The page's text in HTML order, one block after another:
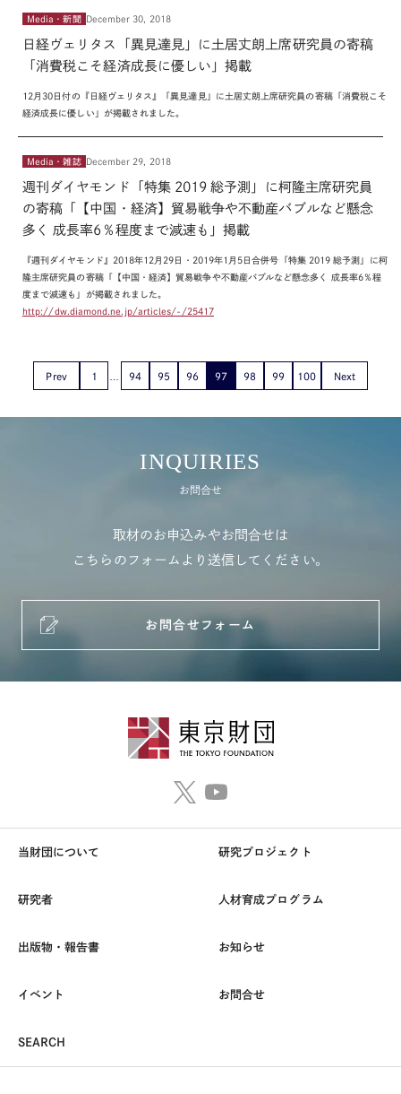
Media・新聞 December 30, 2018
日経ヴェリタス「異見達見」に土居丈朗上席研究員の寄稿
「消費税こそ経済成長に優しい」掲載
12月30日付の『日経ヴェリタス』「異見達見」に土居丈朗上席研究員の寄稿「消費税こそ
経済成長に優しい」が掲載されました。
Media・雑誌 December 29, 2018
週刊ダイヤモンド「特集 2019 総予測」に柯隆主席研究員
の寄稿「【中国・経済】貿易戦争や不動産バブルなど懸念
多く 成長率6％程度まで減速も」掲載
『週刊ダイヤモンド』2018年12月29日・2019年1月5日合併号「特集 2019 総予測」に柯
隆主席研究員の寄稿「【中国・経済】貿易戦争や不動産バブルなど懸念多く 成長率6％程
度まで減速も」が掲載されました。
http://dw.diamond.ne.jp/articles/-/25417
Prev 1 94 95 96 97 98 99 100 Next
INQUIRIES
お問合せ
取材のお申込みやお問合せは
こちらのフォームより送信してください。
お問合せフォーム
当財団について 研究プロジェクト
研究者 人材育成プログラム
出版物・報告書 お知らせ
イベント お問合せ
SEARCH